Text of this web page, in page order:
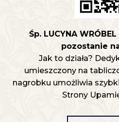
Śp. LUCYNA
pozostanie
Jak to działa?
umieszczony na
nagrobku umożliwia
Strony